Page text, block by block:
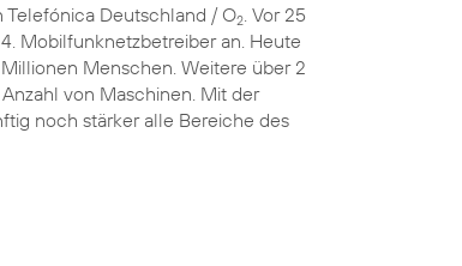
Telefónica Deutschland / O2 . Vor 25
Mobilfunknetzbetreiber an. Heute
Menschen. Weitere über 2
von Maschinen. Mit der
noch stärker alle Bereiche des